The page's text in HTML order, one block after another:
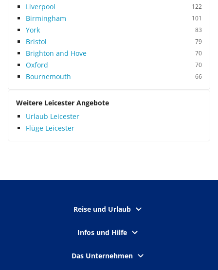
Liverpool 122
Birmingham 101
York 83
Bristol 79
Brighton and Hove 70
Oxford 70
Bournemouth 66
Weitere Leicester Angebote
Urlaub Leicester
Flüge Leicester
Reise und Urlaub
Infos und Hilfe
Das Unternehmen